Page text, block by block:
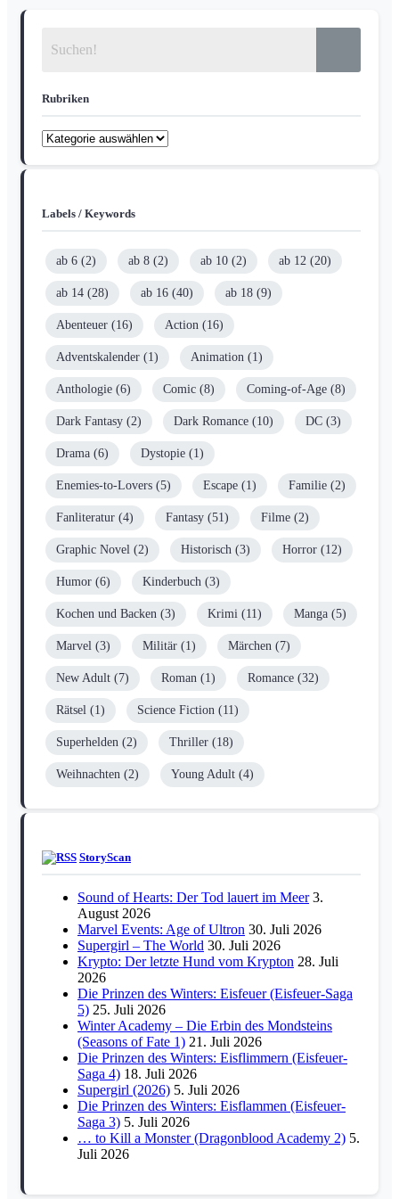
Rubriken
Rubriken
Labels / Keywords
ab 6 (2) ab 8 (2) ab 10 (2) ab 12 (20)
ab 14 (28) ab 16 (40) ab 18 (9)
Abenteuer (16) Action (16)
Adventskalender (1) Animation (1)
Anthologie (6) Comic (8) Coming-of-Age (8)
Dark Fantasy (2) Dark Romance (10) DC (3)
Drama (6) Dystopie (1)
Enemies-to-Lovers (5) Escape (1) Familie (2)
Fanliteratur (4) Fantasy (51) Filme (2)
Graphic Novel (2) Historisch (3) Horror (12)
Humor (6) Kinderbuch (3)
Kochen und Backen (3) Krimi (11) Manga (5)
Marvel (3) Militär (1) Märchen (7)
New Adult (7) Roman (1) Romance (32)
Rätsel (1) Science Fiction (11)
Superhelden (2) Thriller (18)
Weihnachten (2) Young Adult (4)
StoryScan
Sound of Hearts: Der Tod lauert im Meer 3.
August 2026
Marvel Events: Age of Ultron 30. Juli 2026
Supergirl – The World 30. Juli 2026
Krypto: Der letzte Hund vom Krypton 28. Juli
2026
Die Prinzen des Winters: Eisfeuer (Eisfeuer-Saga
5) 25. Juli 2026
Winter Academy – Die Erbin des Mondsteins
(Seasons of Fate 1) 21. Juli 2026
Die Prinzen des Winters: Eisflimmern (Eisfeuer-
Saga 4) 18. Juli 2026
Supergirl (2026) 5. Juli 2026
Die Prinzen des Winters: Eisflammen (Eisfeuer-
Saga 3) 5. Juli 2026
… to Kill a Monster (Dragonblood Academy 2) 5.
Juli 2026